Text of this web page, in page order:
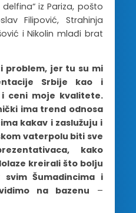
iz Pariza, pošto
Filipović, Strahinja
i Nikolin mlađi brat
problem, jer tu su mi
Srbije kao i
ceni moje kvalitete.
ima trend odnosa
kakav i zaslužuju i
vaterpolu biti sve
kako
kreirali što bolju
svim Šumadincima i
na bazenu –